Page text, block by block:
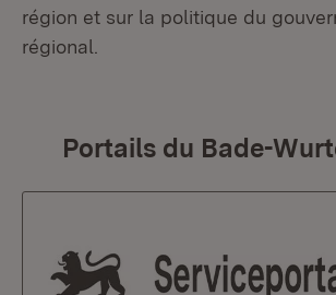
région et sur la politique du
régional.
Portails du Bade-